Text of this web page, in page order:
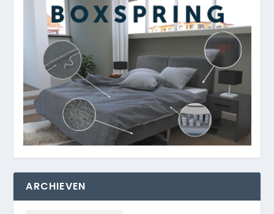
ARCHIEVEN